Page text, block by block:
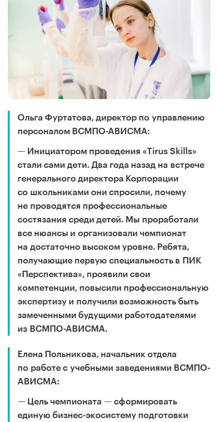
Ольга Фуртатова, директор по управлению
персоналом ВСМПО-АВИСМА:
— Инициатором проведения «Tirus Skills»
стали сами дети. Два года назад на встрече
генерального директора Корпорации
со школьниками они спросили, почему
не проводятся профессиональные
состязания среди детей. Мы проработали
все нюансы и организовали чемпионат
на достаточно высоком уровне. Ребята,
получающие первую специальность в ПИК
«Перспектива», проявили свои
компетенции, повысили профессиональную
экспертизу и получили возможность быть
замеченными будущими работодателями
из ВСМПО-АВИСМА.
Елена Польникова, начальник отдела
по работе с учебными заведениями ВСМПО-
АВИСМА:
— Цель чемпионата — сформировать
единую бизнес-экосистему подготовки